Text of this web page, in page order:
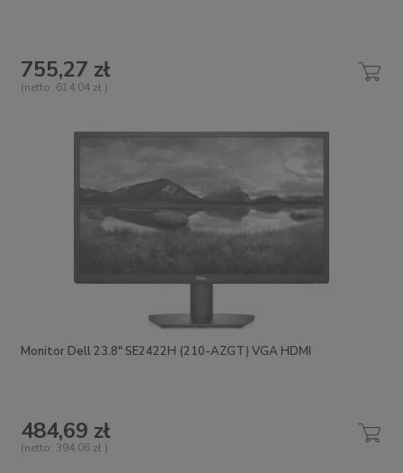
755,27 zł
(netto: 614,04 zł )
Monitor Dell 23.8" SE2422H (210-AZGT) VGA HDMI
484,69 zł
(netto: 394,06 zł )